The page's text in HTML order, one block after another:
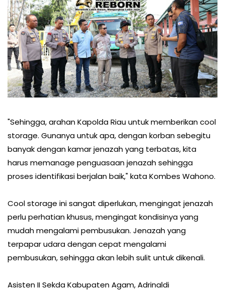
"Sehingga, arahan Kapolda Riau untuk memberikan cool
storage. Gunanya untuk apa, dengan korban sebegitu
banyak dengan kamar jenazah yang terbatas, kita
harus memanage penguasaan jenazah sehingga
proses identifikasi berjalan baik," kata Kombes Wahono.
Cool storage ini sangat diperlukan, mengingat jenazah
perlu perhatian khusus, mengingat kondisinya yang
mudah mengalami pembusukan. Jenazah yang
terpapar udara dengan cepat mengalami
pembusukan, sehingga akan lebih sulit untuk dikenali.
Asisten II Sekda Kabupaten Agam, Adrinaldi